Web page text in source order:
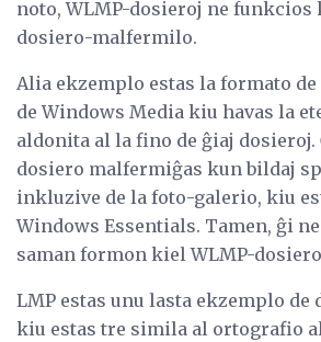
noto, WLMP-dosieroj ne funkcios
dosiero-malfermilo.
Alia ekzemplo estas la formato
de Windows Media kiu havas la
aldonita al la fino de ĝiaj dosieroj.
dosiero malfermiĝas kun bildaj
inkluzive de la foto-galerio, kiu
Windows Essentials. Tamen, ĝi
saman formon kiel WLMP-
LMP estas unu lasta ekzemplo de
kiu estas tre simila al ortografio